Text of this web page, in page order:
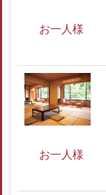
お一人様
お一人様